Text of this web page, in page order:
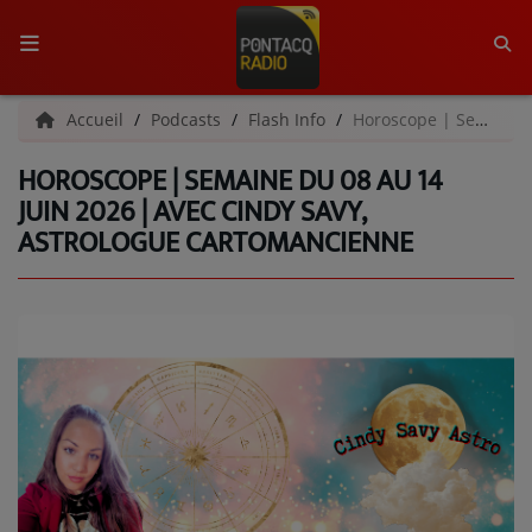
ACCUEIL
RADIO
QUI SOMMES-NOUS ?
L'ÉQUIPE
C'ÉTAIT QUOI CE TITRE ?
MÉDIAS
PODCASTS - SAISON 2026/2027
Accueil Podcasts Flash Info Horoscope | Semaine du 08 au 14 juin 2026 | Avec Cindy Savy, astrologue cartomancienne
HOROSCOPE | SEMAINE DU 08 AU 14
JUIN 2026 | AVEC CINDY SAVY,
ASTROLOGUE CARTOMANCIENNE